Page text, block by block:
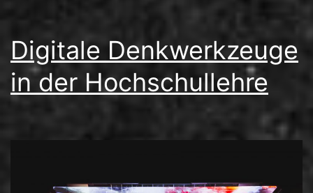
Digitale Denkwerkzeuge
in der Hochschullehre